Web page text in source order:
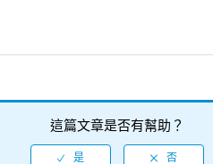
這篇文章是否有幫助？